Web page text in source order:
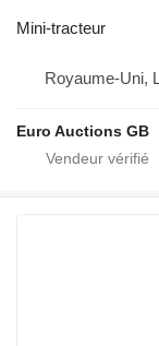
Mini-tracteur
Royaume-Uni,
Euro Auctions GB